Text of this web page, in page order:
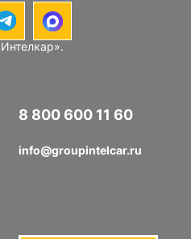
J08E
8 800 600 11 60
info@groupintelcar.ru